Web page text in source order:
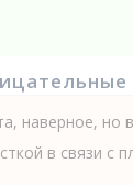
наверное, но
в связи с